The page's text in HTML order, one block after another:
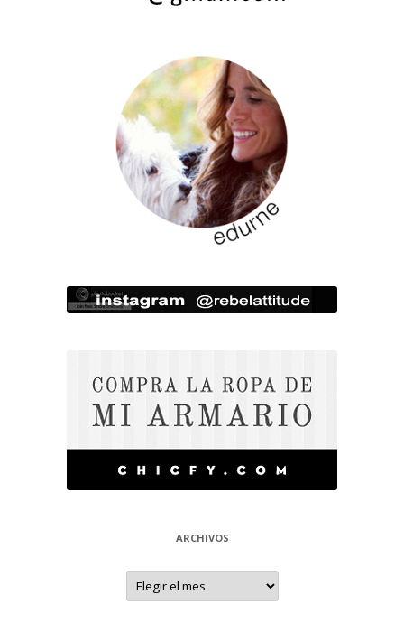
ARCHIVOS
Archivos